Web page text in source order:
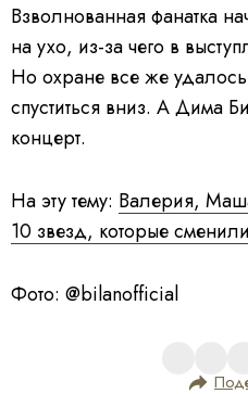
Взволнованная фанатка
на ухо, из-за чего в
Но охране все же
спуститься вниз. А Дима
концерт.
На эту тему: Валерия,
10 звезд, которые
Фото: @bilanofficial